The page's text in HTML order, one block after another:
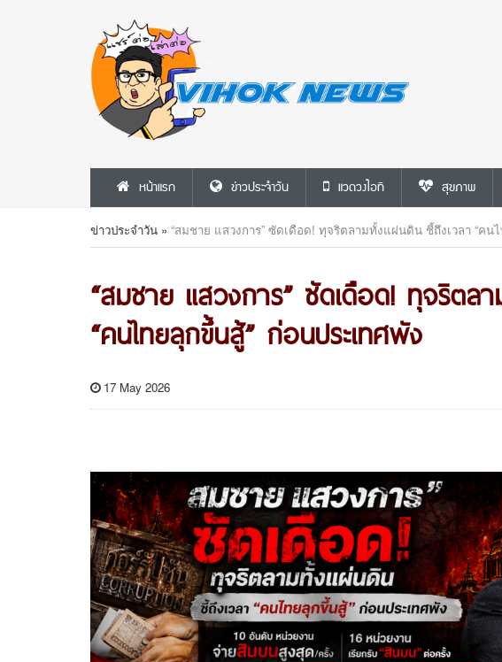
หน้าแรก ข่าวประจำวัน แวดวงไอที สุขภาพ
ข่าวประจำวัน » “สมชาย แสวงการ” ซัดเดือด! ทุจริตลามทั้งแผ่นดิน ชี้ถึงเวลา “คน
“สมชาย แสวงการ” ซัดเดือด! ทุจริตล
“คนไทยลุกขึ้นสู้” ก่อนประเทศพัง
17 May 2026